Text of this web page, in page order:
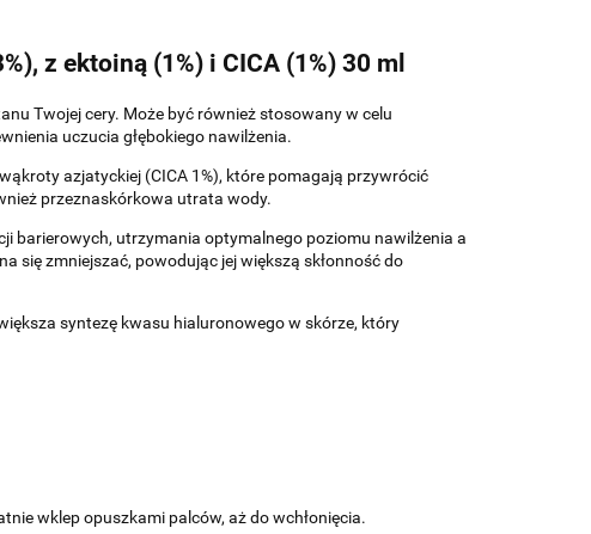
z ektoiną (1%) i CICA (1%) 30 ml
Twojej cery. Może być również stosowany w celu
uczucia głębokiego nawilżenia.
azjatyckiej (CICA 1%), które pomagają przywrócić
przeznaskórkowa utrata wody.
barierowych, utrzymania optymalnego poziomu nawilżenia a
się zmniejszać, powodując jej większą skłonność do
syntezę kwasu hialuronowego w skórze, który
wklep opuszkami palców, aż do wchłonięcia.